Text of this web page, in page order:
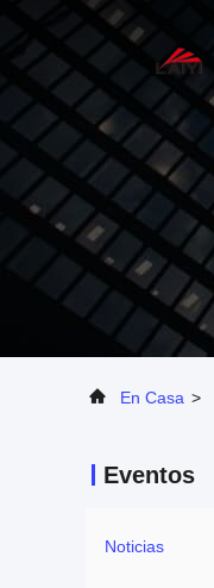
En Casa >
Eventos
Noticias